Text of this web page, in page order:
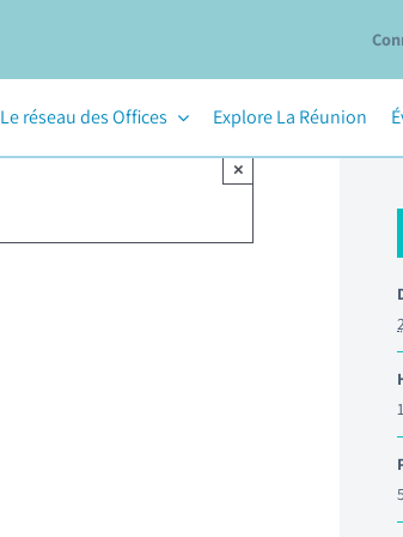
Le réseau des Offices Explore La Réunion
×